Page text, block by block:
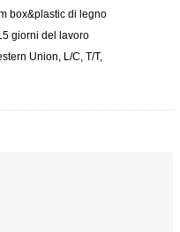
box&plastic di legno
giorni del lavoro
Union, L/C, T/T,